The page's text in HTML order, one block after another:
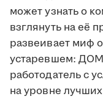
может узнать о
взглянуть на её
развеивает миф
устаревшем:
работодатель с
на уровне